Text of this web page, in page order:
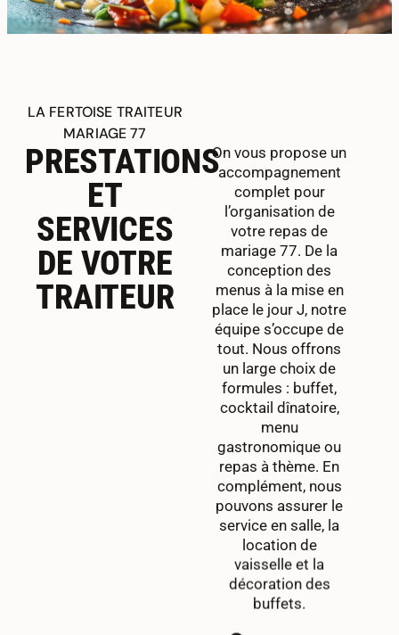
LA FERTOISE TRAITEUR
MARIAGE 77
PRESTATIONS
ET
SERVICES
DE VOTRE
TRAITEUR
accompagnement
complet pour
l’organisation de
votre repas de
mariage 77. De la
conception des
menus à la mise en
place le jour J, notre
équipe s’occupe de
tout. Nous offrons
un large choix de
formules : buffet,
cocktail dînatoire,
menu
gastronomique ou
repas à thème. En
complément, nous
pouvons assurer le
service en salle, la
location de
vaisselle et la
décoration des
buffets.